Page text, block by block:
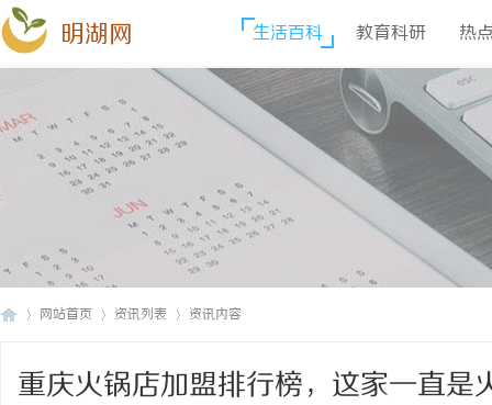
明湖网 生活百科 教育科研 热
网站首页 资讯列表 资讯内容
重庆火锅店加盟排行榜，这家一直是